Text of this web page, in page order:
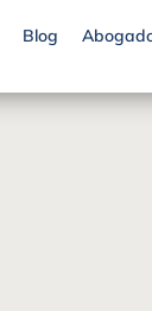
Blog